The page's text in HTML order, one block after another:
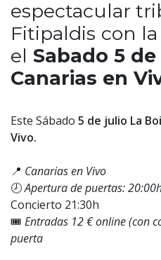
espectacular
Fitipaldis con la
el Sabado 5
Canarias en
Este Sábado 5 de julio La
Vivo.
📍 Canarias en Vivo
🕗Apertura de puertas:
Concierto 21:30h
🎟️ Entradas 12 € online (con
puerta